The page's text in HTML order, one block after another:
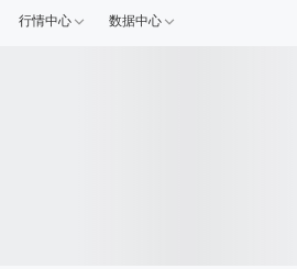
行情中心 数据中心